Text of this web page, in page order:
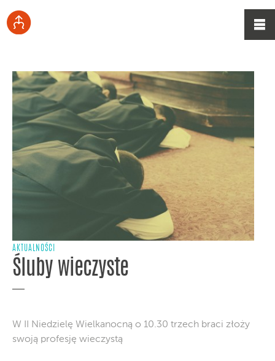
AKTUALNOŚCI
Śluby wieczyste
W II Niedzielę Wielkanocną o 10.30 trzech braci złoży
swoją profesję wieczystą